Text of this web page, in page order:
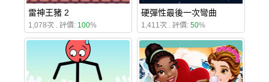
雷神王豬 2
1,078次 . 評價: 100%
硬彈性最後一次彎曲
1,411次 . 評價: 50%